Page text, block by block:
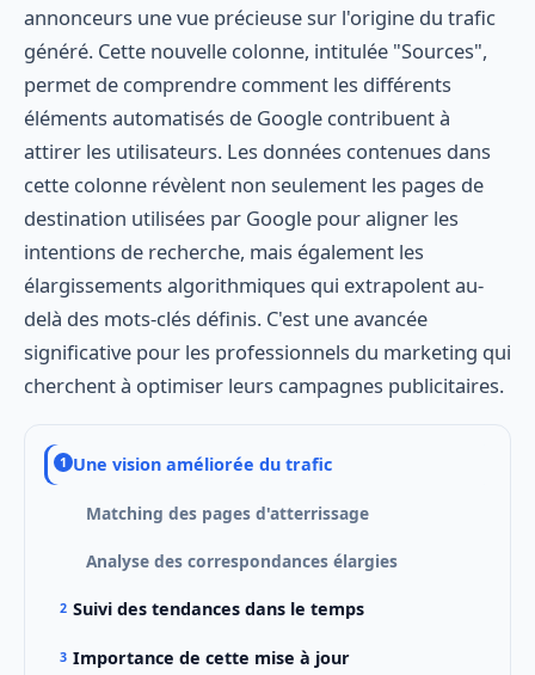
annonceurs une vue précieuse sur l'origine du trafic
généré. Cette nouvelle colonne, intitulée "Sources",
permet de comprendre comment les différents
éléments automatisés de Google contribuent à
attirer les utilisateurs. Les données contenues dans
cette colonne révèlent non seulement les pages de
destination utilisées par Google pour aligner les
intentions de recherche, mais également les
élargissements algorithmiques qui extrapolent au-
delà des mots-clés définis. C'est une avancée
significative pour les professionnels du marketing qui
cherchent à optimiser leurs campagnes publicitaires.
Une vision améliorée du trafic
Matching des pages d'atterrissage
Analyse des correspondances élargies
Suivi des tendances dans le temps
Importance de cette mise à jour